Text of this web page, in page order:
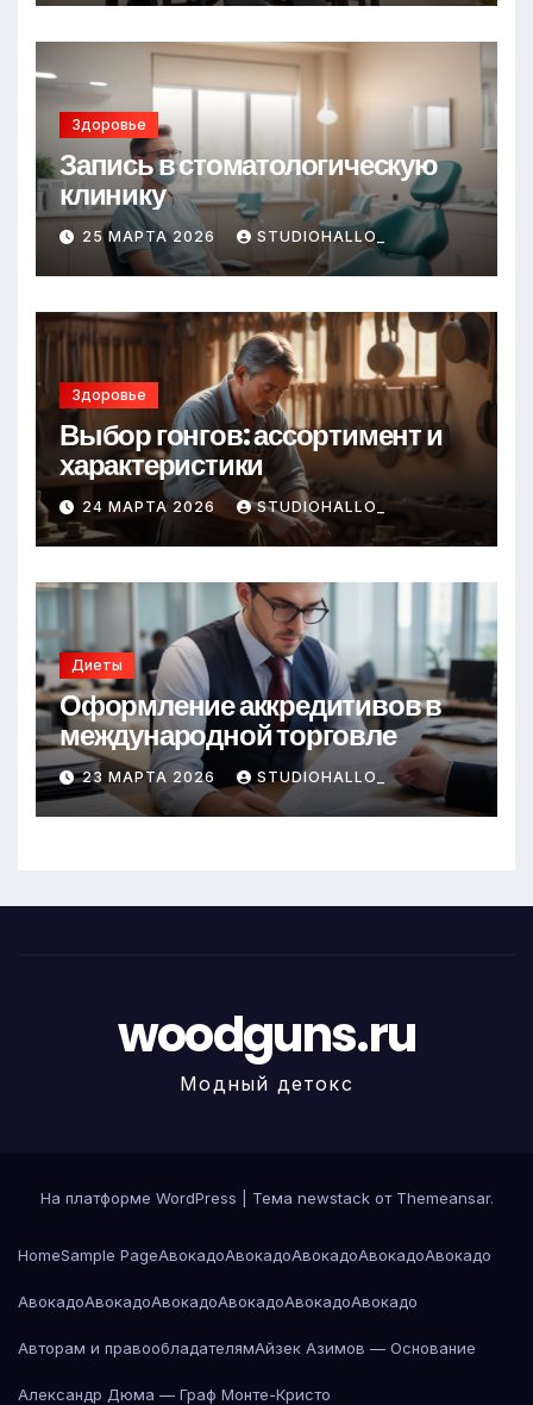
Здоровье
Запись в стоматологическую
клинику
25 МАРТА 2026 STUDIOHALLO_
Здоровье
Выбор гонгов: ассортимент и
характеристики
24 МАРТА 2026 STUDIOHALLO_
Диеты
Оформление аккредитивов в
международной торговле
23 МАРТА 2026 STUDIOHALLO_
woodguns.ru
Модный детокс
На платформе WordPress Тема newstack от Themeansar.
HomeSample PageАвокадоАвокадоАвокадоАвокадоАвокадо
АвокадоАвокадоАвокадоАвокадоАвокадоАвокадо
Авторам и правообладателямАйзек Азимов — Основание
Александр Дюма — Граф Монте-Кристо